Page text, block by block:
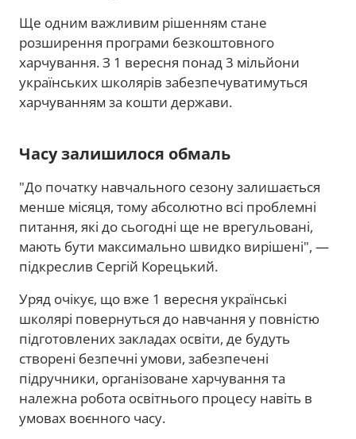
Ще одним важливим рішенням стане
розширення програми безкоштовного
харчування. З 1 вересня понад 3 мільйони
українських школярів забезпечуватимуться
харчуванням за кошти держави.
Часу залишилося обмаль
"До початку навчального сезону залишається
менше місяця, тому абсолютно всі проблемні
питання, які до сьогодні ще не врегульовані,
мають бути максимально швидко вирішені", —
підкреслив Сергій Корецький.
Уряд очікує, що вже 1 вересня українські
школярі повернуться до навчання у повністю
підготовлених закладах освіти, де будуть
створені безпечні умови, забезпечені
підручники, організоване харчування та
належна робота освітнього процесу навіть в
умовах воєнного часу.